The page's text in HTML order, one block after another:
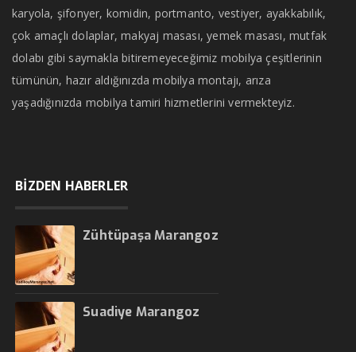
karyola, şifonyer, komidin, portmanto, vestiyer, ayakkabılık,
çok amaçlı dolaplar, makyaj masası, yemek masası, mutfak
dolabı gibi saymakla bitiremeyeceğimiz mobilya çeşitlerinin
tümünün, hazır aldığınızda mobilya montajı, arıza
yaşadığınızda mobilya tamiri hizmetlerini vermekteyiz.
BİZDEN HABERLER
Zühtüpaşa Marangoz
Suadiye Marangoz